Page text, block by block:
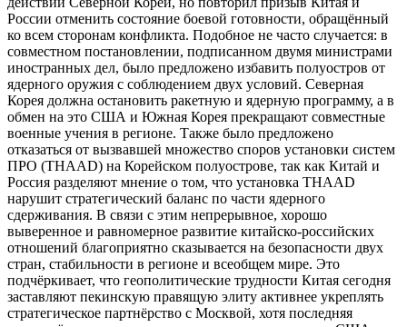
России отменить состояние боевой готовности, обращённый
ко всем сторонам конфликта. Подобное не часто случается: в
совместном постановлении, подписанном двумя министрами
иностранных дел, было предложено избавить полуостров от
ядерного оружия с соблюдением двух условий. Северная
Корея должна остановить ракетную и ядерную программу, а в
обмен на это США и Южная Корея прекращают совместные
военные учения в регионе. Также было предложено
отказаться от вызвавшей множество споров установки систем
ПРО (THAAD) на Корейском полуострове, так как Китай и
Россия разделяют мнение о том, что установка THAAD
нарушит стратегический баланс по части ядерного
сдерживания. В связи с этим непрерывное, хорошо
выверенное и равномерное развитие китайско-российских
отношений благоприятно сказывается на безопасности двух
стран, стабильности в регионе и всеобщем мире. Это
подчёркивает, что геополитические трудности Китая сегодня
заставляют пекинскую правящую элиту активнее укреплять
стратегическое партнёрство с Москвой, хотя последняя